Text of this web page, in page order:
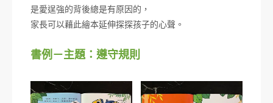
是愛逞強的背後總是有原因的，
家長可以藉此繪本延伸探探孩子的心聲。
書例－主題：遵守規則